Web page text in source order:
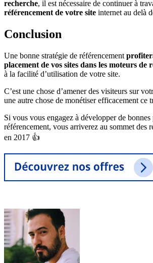
recherche, il est nécessaire de continuer à
référencement de votre site internet au delà
Conclusion
Une bonne stratégie de référencement
placement de vos sites dans les moteurs de
à la facilité d’utilisation de votre site.
C’est une chose d’amener des visiteurs sur
une autre chose de monétiser efficacement ce
Si vous vous engagez à développer de bonnes
référencement, vous arriverez au sommet des
en 2017 👍